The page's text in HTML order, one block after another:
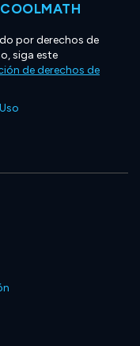
por derechos de
siga este
de derechos de